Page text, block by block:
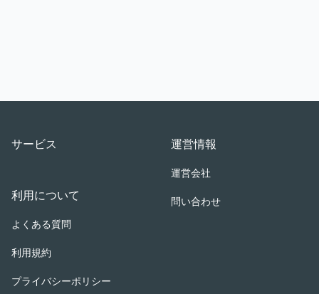
サービス
利用について
よくある質問
利用規約
プライバシーポリシー
運営情報
運営会社
問い合わせ